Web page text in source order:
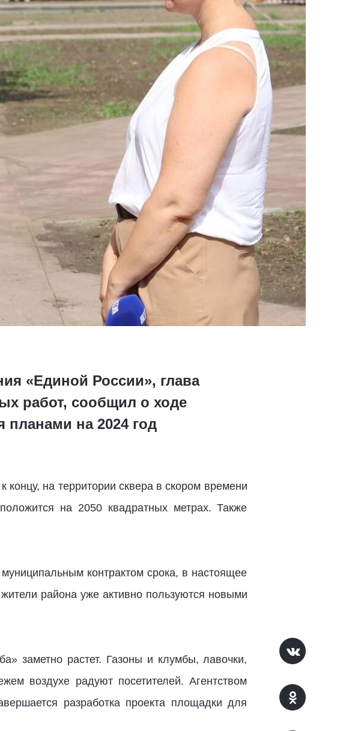
«Единой России», глава
работ, сообщил о ходе
планами на 2024 год
на территории сквера в скором времени
на 2050 квадратных метрах. Также
контрактом срока, в настоящее
района уже активно пользуются новыми
заметно растет. Газоны и клумбы, лавочки,
воздухе радуют посетителей. Агентством
разработка проекта площадки для